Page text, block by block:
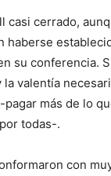
casi cerrado,
haberse
su conferencia.
valentía
más de lo
todas-.
con